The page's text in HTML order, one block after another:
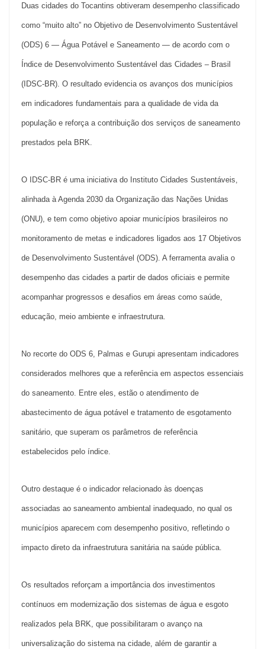
Duas cidades do Tocantins obtiveram desempenho classificado
como “muito alto” no Objetivo de Desenvolvimento Sustentável
(ODS) 6 — Água Potável e Saneamento — de acordo com o
Índice de Desenvolvimento Sustentável das Cidades – Brasil
(IDSC-BR). O resultado evidencia os avanços dos municípios
em indicadores fundamentais para a qualidade de vida da
população e reforça a contribuição dos serviços de saneamento
prestados pela BRK.
O IDSC-BR é uma iniciativa do Instituto Cidades Sustentáveis,
alinhada à Agenda 2030 da Organização das Nações Unidas
(ONU), e tem como objetivo apoiar municípios brasileiros no
monitoramento de metas e indicadores ligados aos 17 Objetivos
de Desenvolvimento Sustentável (ODS). A ferramenta avalia o
desempenho das cidades a partir de dados oficiais e permite
acompanhar progressos e desafios em áreas como saúde,
educação, meio ambiente e infraestrutura.
No recorte do ODS 6, Palmas e Gurupi apresentam indicadores
considerados melhores que a referência em aspectos essenciais
do saneamento. Entre eles, estão o atendimento de
abastecimento de água potável e tratamento de esgotamento
sanitário, que superam os parâmetros de referência
estabelecidos pelo índice.
Outro destaque é o indicador relacionado às doenças
associadas ao saneamento ambiental inadequado, no qual os
municípios aparecem com desempenho positivo, refletindo o
impacto direto da infraestrutura sanitária na saúde pública.
Os resultados reforçam a importância dos investimentos
contínuos em modernização dos sistemas de água e esgoto
realizados pela BRK, que possibilitaram o avanço na
universalização do sistema na cidade, além de garantir a